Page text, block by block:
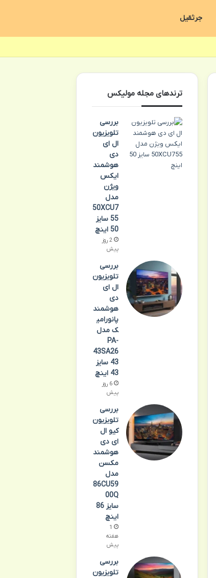
جرثقیل
ترندهای مجله مولیکس
بررسی
تلویزیون
ال ای
دی
هوشمند
ایکس
ویژن
مدل
50XCU7
55 سایز
50 اینچ
2 روز
پیش
بررسی
تلویزیون
ال ای
دی
هوشمند
پانورامی
ک مدل
PA-
43SA26
43 سایز
43 اینچ
6 روز
پیش
بررسی
تلویزیون
کیو ال
ای دی
هوشمند
مکسن
مدل
86CU59
00Q
سایز 86
اینچ
1
هفته
پیش
بررسی
تلویزیون